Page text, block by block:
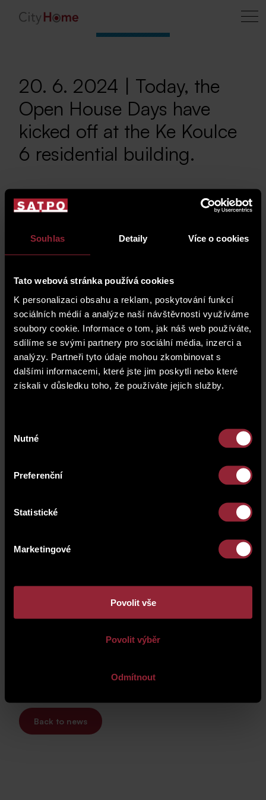
Souhlas Detaily Více o cookies
Tato webová stránka používá cookies
K personalizaci obsahu a reklam, poskytování funkcí
sociálních médií a analýze naší návštěvnosti využíváme
soubory cookie. Informace o tom, jak náš web používáte,
sdílíme se svými partnery pro sociální média, inzerci a
analýzy. Partneři tyto údaje mohou zkombinovat s
dalšími informacemi, které jste jim poskytli nebo které
získali v důsledku toho, že používáte jejich služby.
souhlasu
Nutné
Preferenční
Statistické
Marketingové
Povolit vše
Povolit výběr
Odmítnout
20. 6. 2024 | Today, the
Open House Days have
kicked off at the Ke Koulce
6 residential building.
The Open House
Days are currently
underway at the Ke
building in Prague's
Smíchov, running
until 7:00 PM today.
They will continue
tomorrow from 11:00 AM to 5:00 PM.
In addition to the special 5% discount, you can
Schedule a viewing of the apartments or just drop
by. The building is located just a few minutes from
offer, please fill out the contact form. For more
information, call us at
or email
Back to news